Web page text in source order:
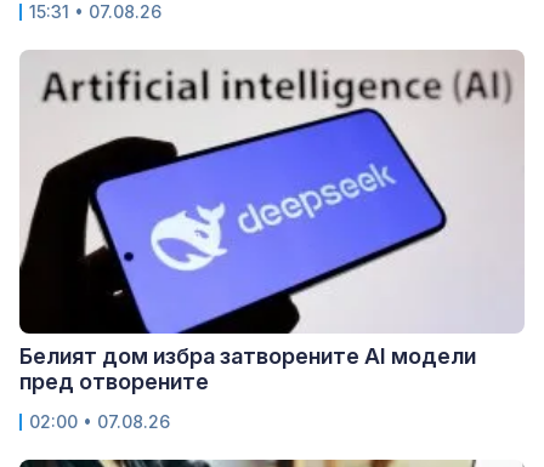
15:31 • 07.08.26
Белият дом избра затворените AI модели
пред отворените
02:00 • 07.08.26